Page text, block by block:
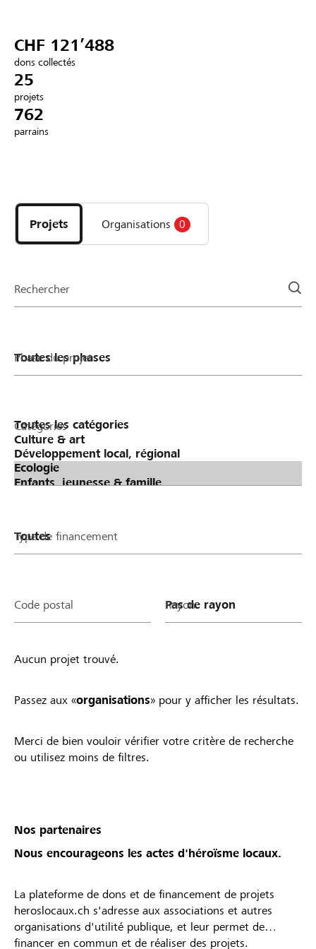
Se connecter
DE FR IT
CHF 121’488
dons collectés
25
projets
762
parrains
les
projets
et
la
Projets Organisations 0
Rechercher
Phase du projet
Catégories
Type de financement
Code postal Rayon
Aucun projet trouvé.
Passez aux «organisations» pour y afficher les résultats.
Merci de bien vouloir vérifier votre critère de recherche
ou utilisez moins de filtres.
Nos partenaires
Nous encourageons les actes d'héroïsme locaux.
La plateforme de dons et de financement de projets
heroslocaux.ch s'adresse aux associations et autres
organisations d'utilité publique, et leur permet de
financer en commun et de réaliser des projets.